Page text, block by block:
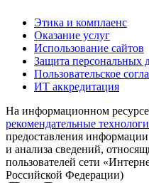
Этика и комплаенс
Оказание услуг
Использование сайтов
Защита персональных
Пользовательское
ИТ аккредитация
На информационном
рекомендательные
предоставления
и анализа сведений,
пользователей сети
Российской Федерации)